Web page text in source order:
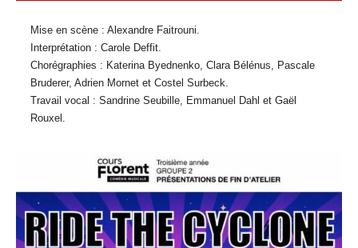
Mise en scène : Alexandre Faitrouni.
Interprétation : Carole Deffit.
Chorégraphies : Katerina Byednenko, Clara Bélénus, Pascale
Bruderer, Adrien Mornet et Costel Surbeck.
Travail vocal : Sandrine Seubille, Emmanuel Dahl et Gaël
Rouxel.